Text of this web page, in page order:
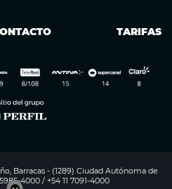
TARIFAS
Barracas - (1289) Ciudad Autónoma de
4000 / +54 11 7091-4000